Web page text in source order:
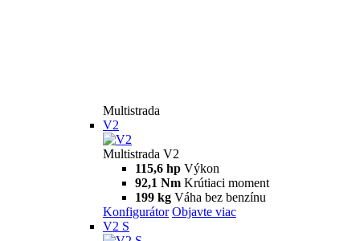
Multistrada
V2
Multistrada V2
115,6 hp Výkon
92,1 Nm Krútiaci moment
199 kg Váha bez benzínu
Konfigurátor Objavte viac
V2 S